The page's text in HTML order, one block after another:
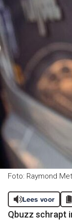
Foto: Raymond
Lees voor
Qbuzz schrapt